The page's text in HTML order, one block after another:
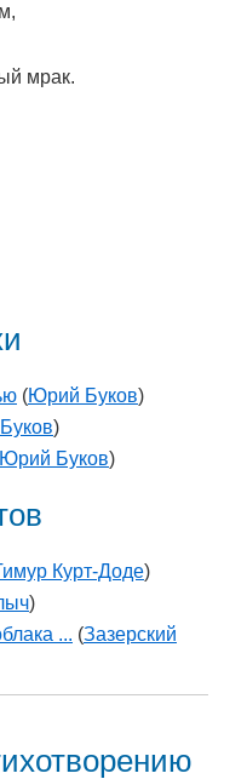
мрак.
(Юрий Буков)
)
Юрий Буков)
Курт-Доде)
)
... (Зазерский